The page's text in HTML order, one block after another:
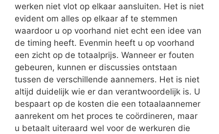
werken niet vlot op elkaar aansluiten. Het is niet
evident om alles op elkaar af te stemmen
waardoor u op voorhand niet echt een idee van
de timing heeft. Evenmin heeft u op voorhand
een zicht op de totaalprijs. Wanneer er fouten
gebeuren, kunnen er discussies ontstaan
tussen de verschillende aannemers. Het is niet
altijd duidelijk wie er dan verantwoordelijk is. U
bespaart op de kosten die een totaalaannemer
aanrekent om het proces te coördineren, maar
u betaalt uiteraard wel voor de werkuren die